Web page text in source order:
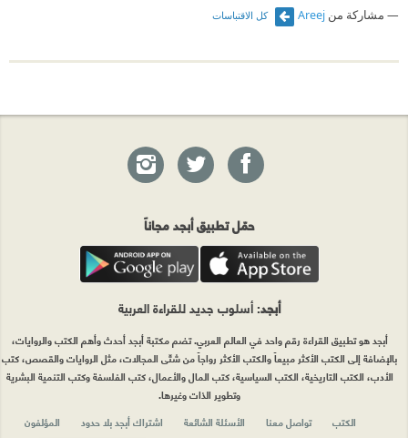
مشاركة من Areej كل الاقتباسات
حمّل تطبيق أبجد مجاناً
أبجد: أسلوب جديد للقراءة العربية
أبجد هو تطبيق القراءة رقم واحد في العالم العربي. تضم مكتبة أبجد أحدث وأهم الكتب والروايات،
بالإضافة إلى الكتب الأكثر مبيعاً والكتب الأكثر رواجاً من شتّى المجالات، مثل الروايات والقصص، كتب
الأدب، الكتب التاريخية، الكتب السياسية، كتب المال والأعمال، كتب الفلسفة وكتب التنمية البشرية
وتطوير الذات وغيرها.
الكتب
تواصل معنا الأسئلة الشائعة اشتراك أبجد بلا حدود المؤلفون